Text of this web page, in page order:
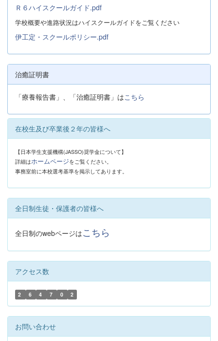
Ｒ６ハイスクールガイド.pdf
学校概要や進路状況はハイスクールガイドをご覧ください
伊工定・スクールポリシー.pdf
治癒証明書
「療養報告書」、「治癒証明書」はこちら
在校生及び卒業後２年の皆様へ
【日本学生支援機構(JASSO)奨学金について】
詳細はホームページをご覧ください。
事務室前に本校選考基準を掲示してあります。
全日制生徒・保護者の皆様へ
全日制のwebページはこちら
アクセス数
2 6 4 7 0 2
お問い合わせ